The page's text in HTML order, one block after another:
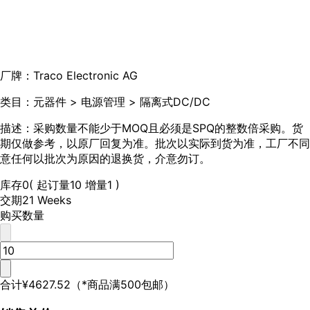
厂牌： Traco Electronic AG
类目： 元器件 > 电源管理 > 隔离式DC/DC
描述： 采购数量不能少于MOQ且必须是SPQ的整数倍采购。货
期仅做参考，以原厂回复为准。批次以实际到货为准，工厂不同
意任何以批次为原因的退换货，介意勿订。
库存0( 起订量10 增量1 )
交期21 Weeks
购买数量
合计¥4627.52 （*商品满500包邮）